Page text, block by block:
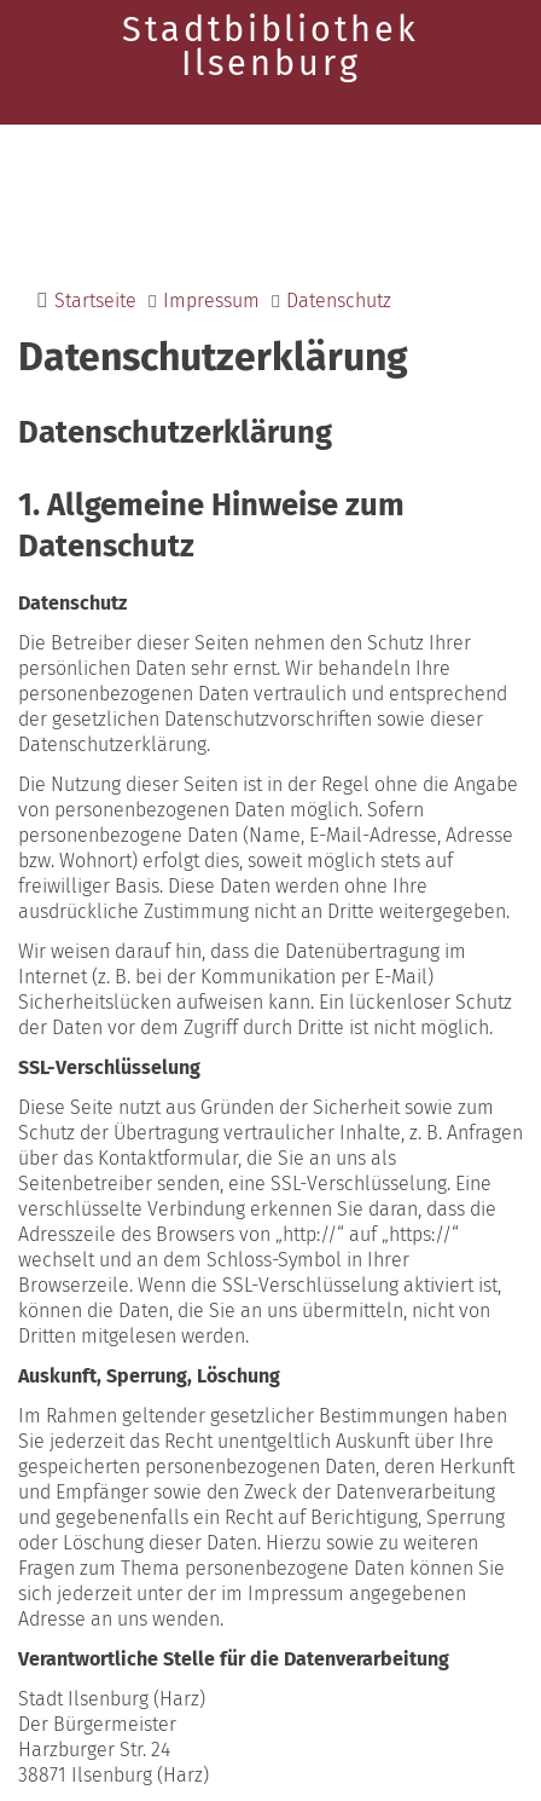
Stadtbibliothek
Ilsenburg
Startseite Impressum Datenschutz
Datenschutzerklärung
Datenschutzerklärung
1. Allgemeine Hinweise zum
Datenschutz
Datenschutz
Die Betreiber dieser Seiten nehmen den Schutz Ihrer
persönlichen Daten sehr ernst. Wir behandeln Ihre
personenbezogenen Daten vertraulich und entsprechend
der gesetzlichen Datenschutzvorschriften sowie dieser
Datenschutzerklärung.
Die Nutzung dieser Seiten ist in der Regel ohne die Angabe
von personenbezogenen Daten möglich. Sofern
personenbezogene Daten (Name, E-Mail-Adresse, Adresse
bzw. Wohnort) erfolgt dies, soweit möglich stets auf
freiwilliger Basis. Diese Daten werden ohne Ihre
ausdrückliche Zustimmung nicht an Dritte weitergegeben.
Wir weisen darauf hin, dass die Datenübertragung im
Internet (z. B. bei der Kommunikation per E-Mail)
Sicherheitslücken aufweisen kann. Ein lückenloser Schutz
der Daten vor dem Zugriff durch Dritte ist nicht möglich.
SSL-Verschlüsselung
Diese Seite nutzt aus Gründen der Sicherheit sowie zum
Schutz der Übertragung vertraulicher Inhalte, z. B. Anfragen
über das Kontaktformular, die Sie an uns als
Seitenbetreiber senden, eine SSL-Verschlüsselung. Eine
verschlüsselte Verbindung erkennen Sie daran, dass die
Adresszeile des Browsers von „http://“ auf „https://“
wechselt und an dem Schloss-Symbol in Ihrer
Browserzeile. Wenn die SSL-Verschlüsselung aktiviert ist,
können die Daten, die Sie an uns übermitteln, nicht von
Dritten mitgelesen werden.
Auskunft, Sperrung, Löschung
Im Rahmen geltender gesetzlicher Bestimmungen haben
Sie jederzeit das Recht unentgeltlich Auskunft über Ihre
gespeicherten personenbezogenen Daten, deren Herkunft
und Empfänger sowie den Zweck der Datenverarbeitung
und gegebenenfalls ein Recht auf Berichtigung, Sperrung
oder Löschung dieser Daten. Hierzu sowie zu weiteren
Fragen zum Thema personenbezogene Daten können Sie
sich jederzeit unter der im Impressum angegebenen
Adresse an uns wenden.
Verantwortliche Stelle für die Datenverarbeitung
Stadt Ilsenburg (Harz)
Der Bürgermeister
Harzburger Str. 24
38871 Ilsenburg (Harz)